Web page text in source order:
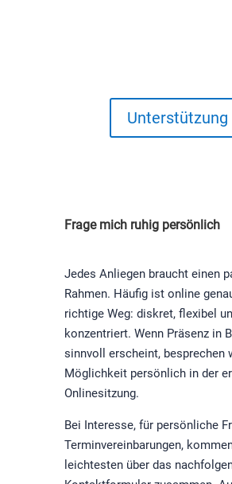
Unterstützung
Frage mich ruhig persönlich
Jedes Anliegen braucht einen
Rahmen. Häufig ist online
richtige Weg: diskret, flexibel
konzentriert. Wenn Präsenz in
sinnvoll erscheint, besprechen
Möglichkeit persönlich in der
Onlinesitzung.
Bei Interesse, für persönliche
Terminvereinbarungen,
leichtesten über das